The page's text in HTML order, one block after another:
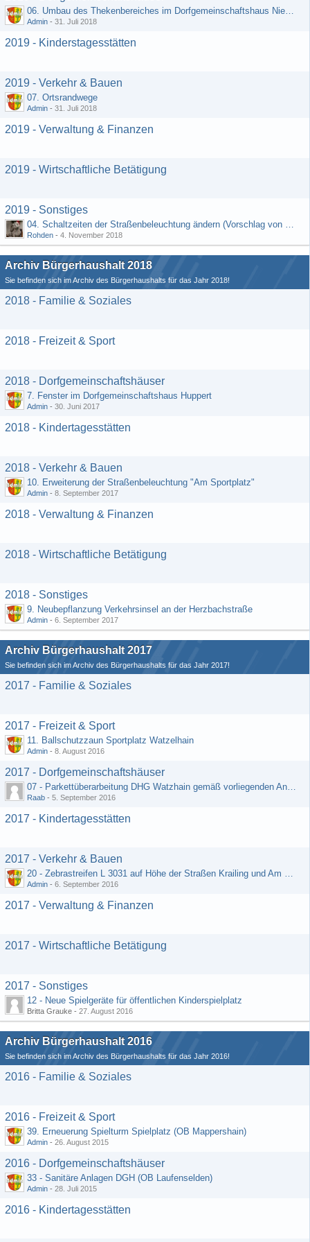
06. Umbau des Thekenbereiches im Dorfgemeinschaftshaus Niedermeilingen und Schaffung eines Lagerraumes
Admin - 31. Juli 2018
2019 - Kinderstagesstätten
2019 - Verkehr & Bauen
07. Ortsrandwege
Admin - 31. Juli 2018
2019 - Verwaltung & Finanzen
2019 - Wirtschaftliche Betätigung
2019 - Sonstiges
04. Schaltzeiten der Straßenbeleuchtung ändern (Vorschlag von Hermann Rädiker 01.07.2018)
Rohden - 4. November 2018
Archiv Bürgerhaushalt 2018
Sie befinden sich im Archiv des Bürgerhaushalts für das Jahr 2018!
2018 - Familie & Soziales
2018 - Freizeit & Sport
2018 - Dorfgemeinschaftshäuser
7. Fenster im Dorfgemeinschaftshaus Huppert
Admin - 30. Juni 2017
2018 - Kindertagesstätten
2018 - Verkehr & Bauen
10. Erweiterung der Straßenbeleuchtung "Am Sportplatz"
Admin - 8. September 2017
2018 - Verwaltung & Finanzen
2018 - Wirtschaftliche Betätigung
2018 - Sonstiges
9. Neubepflanzung Verkehrsinsel an der Herzbachstraße
Admin - 6. September 2017
Archiv Bürgerhaushalt 2017
Sie befinden sich im Archiv des Bürgerhaushalts für das Jahr 2017!
2017 - Familie & Soziales
2017 - Freizeit & Sport
11. Ballschutzzaun Sportplatz Watzelhain
Admin - 8. August 2016
2017 - Dorfgemeinschaftshäuser
07 - Parkettüberarbeitung DHG Watzhain gemäß vorliegenden Angebot
Raab - 5. September 2016
2017 - Kindertagesstätten
2017 - Verkehr & Bauen
20 - Zebrastreifen L 3031 auf Höhe der Straßen Krailing und Am Heiligenborn
Admin - 6. September 2016
2017 - Verwaltung & Finanzen
2017 - Wirtschaftliche Betätigung
2017 - Sonstiges
12 - Neue Spielgeräte für öffentlichen Kinderspielplatz
Britta Grauke - 27. August 2016
Archiv Bürgerhaushalt 2016
Sie befinden sich im Archiv des Bürgerhaushalts für das Jahr 2016!
2016 - Familie & Soziales
2016 - Freizeit & Sport
39. Erneuerung Spielturm Spielplatz (OB Mappershain)
Admin - 26. August 2015
2016 - Dorfgemeinschaftshäuser
33 - Sanitäre Anlagen DGH (OB Laufenselden)
Admin - 28. Juli 2015
2016 - Kindertagesstätten